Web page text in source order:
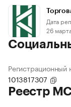
Дата
26
1013817307
Реестр